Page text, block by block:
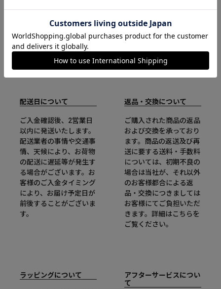
配送日について
ご入金確認後、2営業日
以内に発送いたします。
配送業者の事情や交通事
情、天候により、お荷物
の配送に遅延等が発生す
る場合がございます。お
客様のご入金タイミング
により、お届け予定日が
前後することがございま
す。
返品・交換について
ご購入された商品の返品
および交換を承っており
ます。商品の返送及び再
送に要する送料・手数料
については、初期不良の
場合は当社が、それ以外
のお客様都合による返
品・交換につきましては
お客様にてご負担いただ
きます。詳細はこちらを
ご覧ください。
ラッピングについて
アフターサービスについ
て